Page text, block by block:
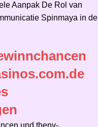
Aanpak De Rol van
Spinmaya in de
und thenv-